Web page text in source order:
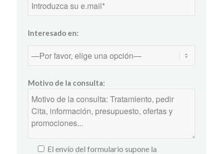
Interesado en:
Motivo de la consulta:
El envío del formulario supone la